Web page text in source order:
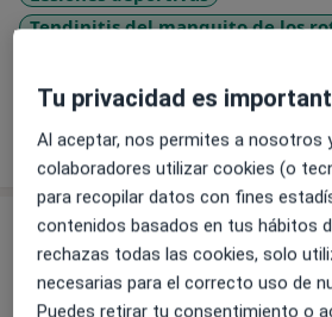
Tendinitis del manguito de los
Mostrar mássobre
Servicios y precios
Primera visita fisioterapia
Desde 60 € Detalles
Tu privacidad es
Al aceptar, nos permites a nosotros
colaboradores utilizar cookies (o
para recopilar datos con fines
contenidos basados en tus hábitos
rechazas todas las cookies, solo
necesarias para el correcto uso de
Puedes retirar tu consentimiento o